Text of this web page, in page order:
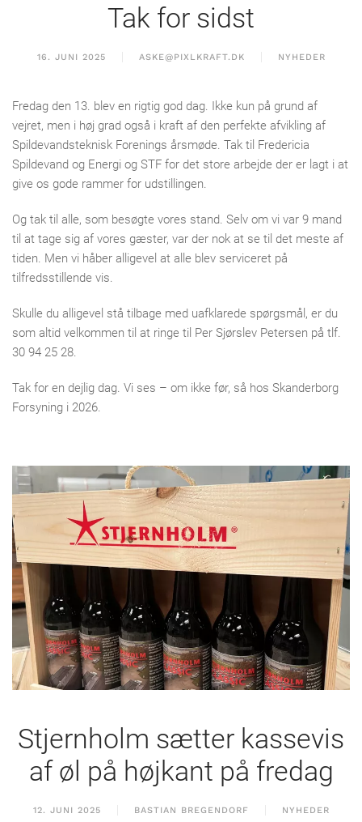
Tak for sidst
16. JUNI 2025 ASKE@PIXLKRAFT.DK NYHEDER
Fredag den 13. blev en rigtig god dag. Ikke kun på grund af
vejret, men i høj grad også i kraft af den perfekte afvikling af
Spildevandsteknisk Forenings årsmøde. Tak til Fredericia
Spildevand og Energi og STF for det store arbejde der er lagt i at
give os gode rammer for udstillingen.
Og tak til alle, som besøgte vores stand. Selv om vi var 9 mand
til at tage sig af vores gæster, var der nok at se til det meste af
tiden. Men vi håber alligevel at alle blev serviceret på
tilfredsstillende vis.
Skulle du alligevel stå tilbage med uafklarede spørgsmål, er du
som altid velkommen til at ringe til Per Sjørslev Petersen på tlf.
30 94 25 28.
Tak for en dejlig dag. Vi ses – om ikke før, så hos Skanderborg
Forsyning i 2026.
Stjernholm sætter kassevis
af øl på højkant på fredag
12. JUNI 2025 BASTIAN BREGENDORF NYHEDER